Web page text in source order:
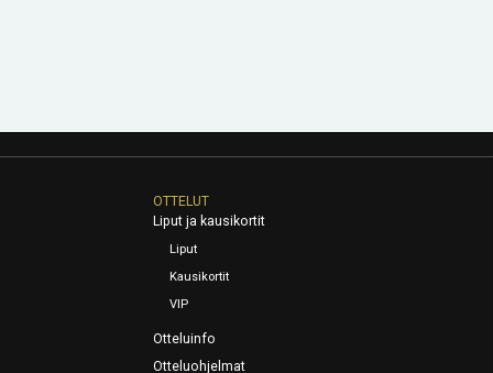
OTTELUT
Liput ja kausikortit
Liput
Kausikortit
VIP
Otteluinfo
Otteluohjelmat